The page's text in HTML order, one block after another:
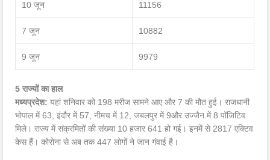
10 जून 11156
7 जून 10882
9 जून 9979
5 राज्यों का हाल
मध्यप्रदेश:यहां शनिवार को 198 मरीज सामने आए और 7 की मौत हुई। राजधानी
भोपाल में 63, इंदौर में 57, नीमच में 12, जबलपुर में 9और उज्जैन में 8 पॉजिटिव
मिले। राज्य में संक्रमितों की संख्या 10 हजार 641 हो गई। इनमें से 2817 एक्टिव
केस हैं। कोरोना से अब तक 447 लोगों ने जान गंवाई है।